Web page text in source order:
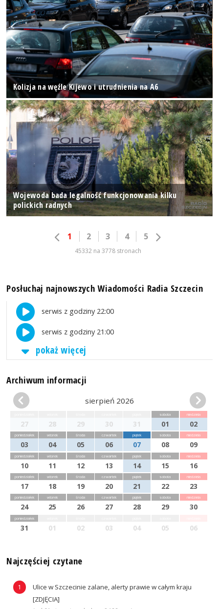
Kolizja na węźle Kijewo i utrudnienia na A6
Wojewoda bada legalność funkcjonowania kilku
polickich radnych
1 2 3 4 5
45332 na 3778 stronach
Posłuchaj najnowszych Wiadomości Radia Szczecin
serwis z godziny 22:00
serwis z godziny 21:00
pokaż więcej
Archiwum informacji
sierpień 2026
27 28 29 30 31
sobota
01
niedziela
02
poniedziałek
03
wtorek
04
środa
05
czwartek
06
piątek
07
sobota
08
niedziela
09
poniedziałek
10
wtorek
11
środa
12
czwartek
13
piątek
14
sobota
15
niedziela
16
poniedziałek
17
wtorek
18
środa
19
czwartek
20
piątek
21
sobota
22
niedziela
23
poniedziałek
24
wtorek
25
środa
26
czwartek
27
piątek
28
sobota
29
niedziela
30
poniedziałek
31 01 02 03 04 05 06
Najczęściej czytane
Ulice w Szczecinie zalane, alerty prawie w całym kraju
[ZDJĘCIA]